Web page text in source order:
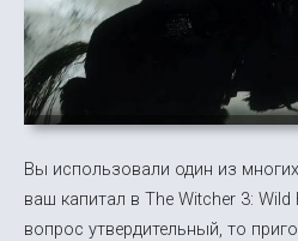
Вы использовали один из
ваш капитал в The Witcher 3: Wild
вопрос утвердительный, то